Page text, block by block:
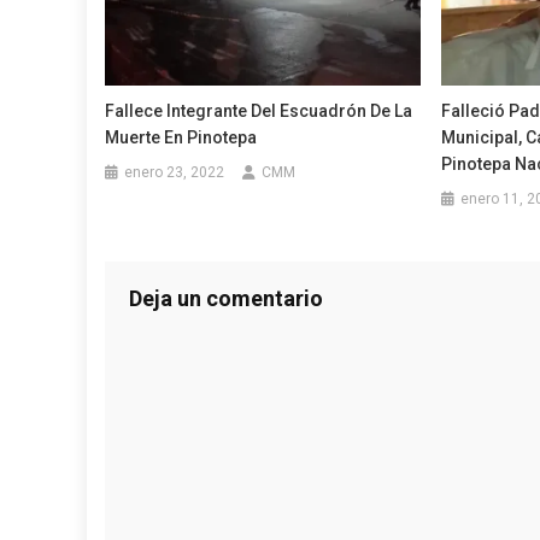
Fallece Integrante Del Escuadrón De La
Muerte En Pinotepa
enero 23, 2022 CMM
Falleció
Municipal,
Pinotepa
enero 11,
Deja un comentario